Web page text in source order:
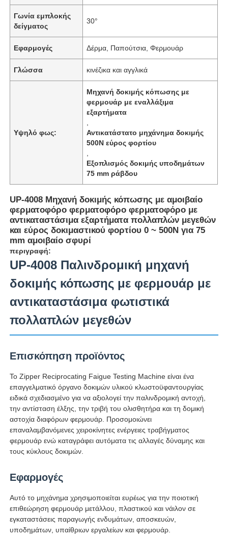
Αρχική Σελίδα
Προϊόντα
Σχετικά με εμάς
Ποιοτικός έλεγχος
επαφή
Ζητήστε ένα απόσπασμα
Θάλαμος Περιβαλλοντικών Δοκιμών
Καθολική μηχανή δοκιμών
Γωνία εμπλοκής
δείγματος
30°
Εφαρμογές Δέρμα, Παπούτσια, Φερμουάρ
Γλώσσα κινέζικα και αγγλικά
Υψηλό φως:
Μηχανή δοκιμής κόπωσης με
φερμουάρ με εναλλάξιμα
εξαρτήματα
Αντικατάστατο μηχάνημα δοκιμής
500N εύρος φορτίου
Εξοπλισμός δοκιμής υποδημάτων
75 mm ράβδου
UP-4008 Μηχανή δοκιμής κόπωσης με αμοιβαίο
φερματοφόρο φερματοφόρο φερματοφόρο με
αντικαταστάσιμα εξαρτήματα πολλαπλών μεγεθών
και εύρος δοκιμαστικού φορτίου 0 ~ 500N για 75
mm αμοιβαίο σφυρί
περιγραφή:
UP-4008 Παλινδρομική μηχανή
δοκιμής κόπωσης με φερμουάρ με
αντικαταστάσιμα φωτιστικά
πολλαπλών μεγεθών
Επισκόπηση προϊόντος
Το Zipper Reciprocating Faigue Testing Machine είναι ένα
επαγγελματικό όργανο δοκιμών υλικού κλωστοϋφαντουργίας
ειδικά σχεδιασμένο για να αξιολογεί την παλινδρομική αντοχή,
την αντίσταση έλξης, την τριβή του ολισθητήρα και τη δομική
αστοχία διαφόρων φερμουάρ. Προσομοιώνει
επαναλαμβανόμενες χειροκίνητες ενέργειες τραβήγματος
φερμουάρ ενώ καταγράφει αυτόματα τις αλλαγές δύναμης και
τους κύκλους δοκιμών.
Εφαρμογές
Αυτό το μηχάνημα χρησιμοποιείται ευρέως για την ποιοτική
επιθεώρηση φερμουάρ μετάλλου, πλαστικού και νάιλον σε
εγκαταστάσεις παραγωγής ενδυμάτων, αποσκευών,
υποδημάτων, υπαίθριων εργαλείων και φερμουάρ.